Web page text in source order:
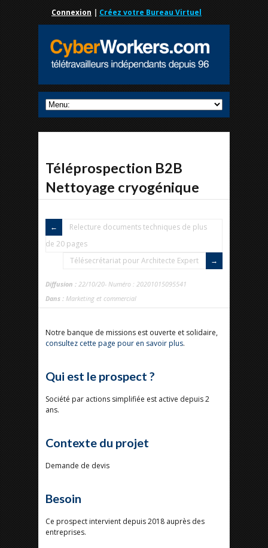
Connexion | Créez votre Bureau Virtuel
Téléprospection B2B
Nettoyage cryogénique
Relecture documents techniques de plus
de 20 pages
Télésecrétariat pour Architecte Expert
Diffusion : 22/10/20- Numéro : 20201015095541
Dans : Marketing et commercial
Notre banque de missions est ouverte et solidaire,
consultez cette page pour en savoir plus.
Qui est le prospect ?
Société par actions simplifiée est active depuis 2
ans.
Contexte du projet
Demande de devis
Besoin
Ce prospect intervient depuis 2018 auprès des
entreprises.